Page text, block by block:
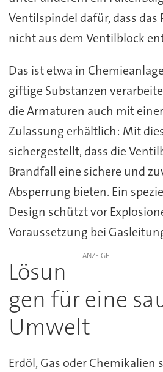
Ventilspindel dafür, dass das
nicht aus dem Ventilblock
Das ist etwa in
giftige Substanzen
die Armaturen auch mit
Zulassung erhältlich: Mit
sichergestellt, dass die
Brandfall eine sichere und
Absperrung bieten. Ein
Design schützt vor
Voraussetzung bei
ANZEIGE
Lösun
gen für eine
Umwelt
Erdöl, Gas oder Chemikalien